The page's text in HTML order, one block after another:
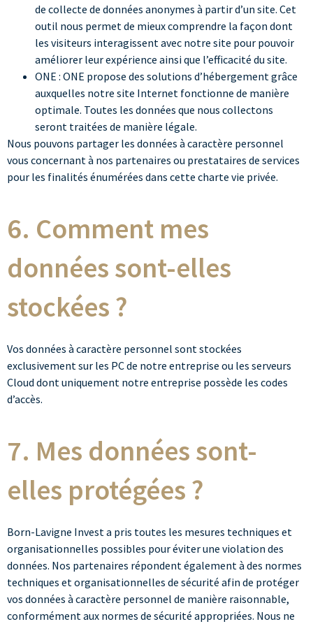
de collecte de données anonymes à partir d’un site. Cet
outil nous permet de mieux comprendre la façon dont
les visiteurs interagissent avec notre site pour pouvoir
améliorer leur expérience ainsi que l’efficacité du site.
ONE : ONE propose des solutions d’hébergement grâce
auxquelles notre site Internet fonctionne de manière
optimale. Toutes les données que nous collectons
seront traitées de manière légale.
Nous pouvons partager les données à caractère personnel
vous concernant à nos partenaires ou prestataires de services
pour les finalités énumérées dans cette charte vie privée.
6. Comment mes
données sont-elles
stockées ?
Vos données à caractère personnel sont stockées
exclusivement sur les PC de notre entreprise ou les serveurs
Cloud dont uniquement notre entreprise possède les codes
d’accès.
7. Mes données sont-
elles protégées ?
Born-Lavigne Invest a pris toutes les mesures techniques et
organisationnelles possibles pour éviter une violation des
données. Nos partenaires répondent également à des normes
techniques et organisationnelles de sécurité afin de protéger
vos données à caractère personnel de manière raisonnable,
conformément aux normes de sécurité appropriées. Nous ne